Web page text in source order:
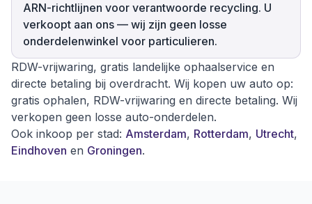
ARN-richtlijnen voor verantwoorde recycling. U
verkoopt aan ons — wij zijn geen losse
onderdelenwinkel voor particulieren.
RDW-vrijwaring, gratis landelijke ophaalservice en
directe betaling bij overdracht. Wij kopen uw auto op:
gratis ophalen, RDW-vrijwaring en directe betaling. Wij
verkopen geen losse auto-onderdelen.
Ook inkoop per stad: Amsterdam, Rotterdam, Utrecht,
Eindhoven en Groningen.